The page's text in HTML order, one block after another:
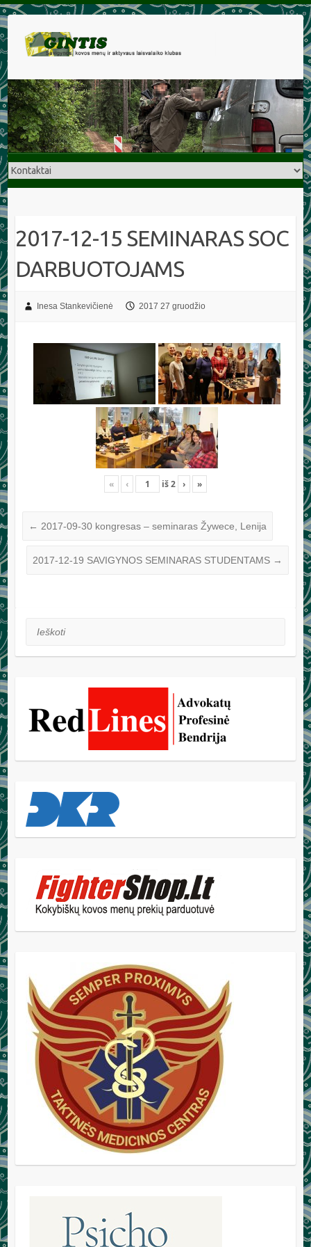
2017-12-15 SEMINARAS SOC
DARBUOTOJAMS
Inesa Stankevičienė 2017 27 gruodžio
« ‹ iš2 › »
← 2017-09-30 kongresas – seminaras Žywece, Lenija
2017-12-19 SAVIGYNOS SEMINARAS STUDENTAMS →
Ieškoti